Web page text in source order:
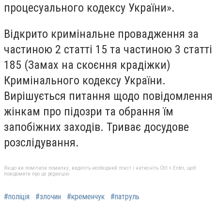
процесуального кодексу України».
Відкрито кримінальне провадження за
частиною 2 статті 15 та частиною 3 статті
185 (Замах на скоєння крадіжки)
Кримінального кодексу України.
Вирішується питання щодо повідомлення
жінкам про підозри та обрання їм
запобіжних заходів. Триває досудове
розслідування.
Якщо ви помітили помилку, виділіть необхідний текст і натисніть Ctrl + Enter, щоб
повідомити про це редакцію
#поліція #злочин #кременчук #патруль